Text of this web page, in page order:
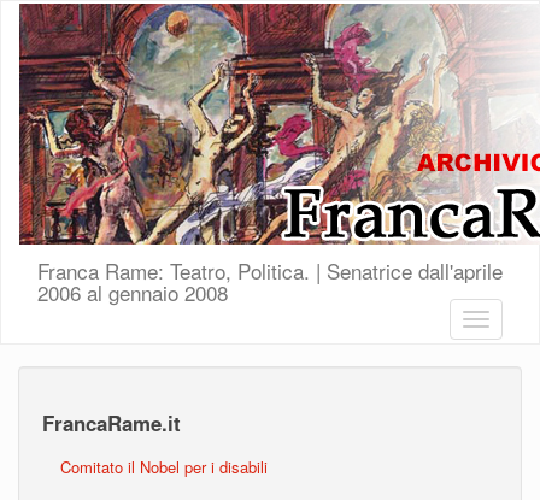
Salta al contenuto principale
Franca Rame: Teatro, Politica. | Senatrice dall'aprile
2006 al gennaio 2008
Toggle
FrancaRame.it
Comitato il Nobel per i disabili